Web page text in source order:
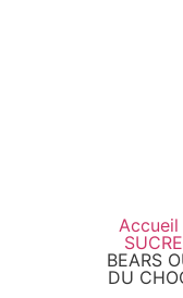
Accueil
BEARS
DU